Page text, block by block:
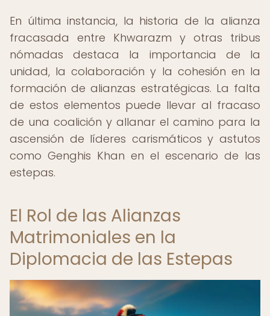
En última instancia, la historia de la alianza
fracasada entre Khwarazm y otras tribus
nómadas destaca la importancia de la
unidad, la colaboración y la cohesión en la
formación de alianzas estratégicas. La falta
de estos elementos puede llevar al fracaso
de una coalición y allanar el camino para la
ascensión de líderes carismáticos y astutos
como Genghis Khan en el escenario de las
estepas.
El Rol de las Alianzas
Matrimoniales en la
Diplomacia de las Estepas